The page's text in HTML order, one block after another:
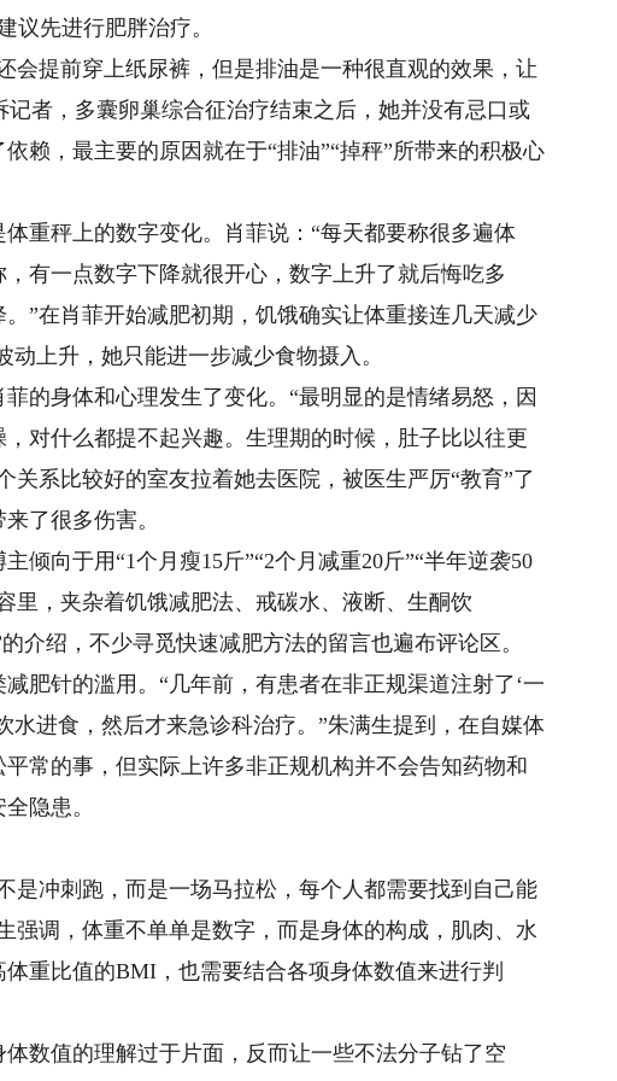
议先进行肥胖治疗。
提前穿上纸尿裤，但是排油是一种很直观的效果，让
记者，多囊卵巢综合征治疗结束之后，她并没有忌口或
赖，最主要的原因就在于“排油”“掉秤”所带来的积极心
秤上的数字变化。肖菲说：“每天都要称很多遍体
有一点数字下降就很开心，数字上升了就后悔吃多
”在肖菲开始减肥初期，饥饿确实让体重接连几天减少
上升，她只能进一步减少食物摄入。
身体和心理发生了变化。“最明显的是情绪易怒，因
对什么都提不起兴趣。生理期的时候，肚子比以往更
关系比较好的室友拉着她去医院，被医生严厉“教育”了
了很多伤害。
向于用“1个月瘦15斤”“2个月减重20斤”“半年逆袭50
里，夹杂着饥饿减肥法、戒碳水、液断、生酮饮
介绍，不少寻觅快速减肥方法的留言也遍布评论区。
针的滥用。“几年前，有患者在非正规渠道注射了‘一
水进食，然后才来急诊科治疗。”朱满生提到，在自媒体
常的事，但实际上许多非正规机构并不会告知药物和
隐患。
冲刺跑，而是一场马拉松，每个人都需要找到自己能
强调，体重不单单是数字，而是身体的构成，肌肉、水
重比值的BMI，也需要结合各项身体数值来进行判
值的理解过于片面，反而让一些不法分子钻了空